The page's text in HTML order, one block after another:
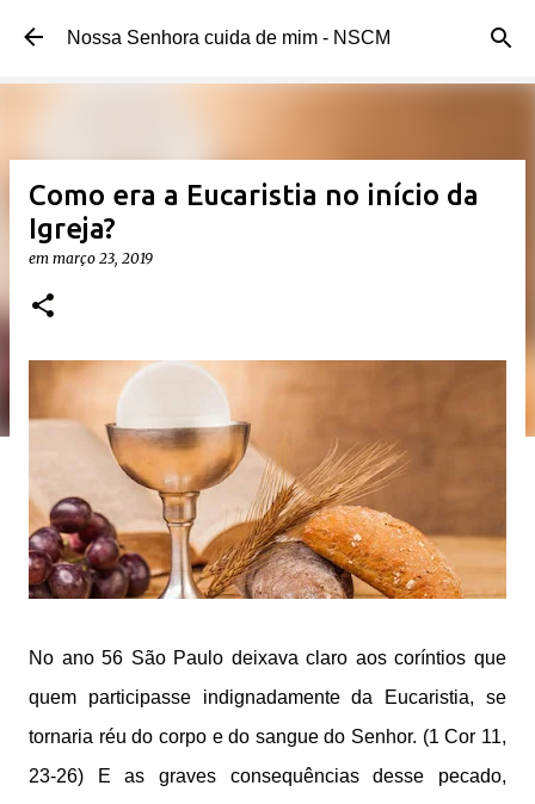
Pular para o conteúdo principal
Nossa Senhora cuida de mim - NSCM
Como era a Eucaristia no início da
Igreja?
em março 23, 2019
No ano 56 São Paulo deixava claro aos coríntios que
quem participasse indignadamente da Eucaristia, se
tornaria réu do corpo e do sangue do Senhor. (1 Cor 11,
23-26) E as graves consequências desse pecado,